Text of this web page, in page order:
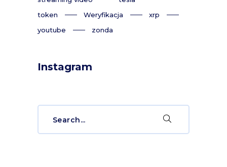
token
Weryfikacja
xrp
youtube
zonda
Instagram